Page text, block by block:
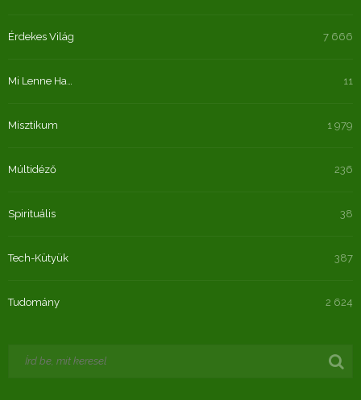
Érdekes Világ 7 666
Mi Lenne Ha… 11
Misztikum 1 979
Múltidéző 236
Spirituális 38
Tech-Kütyük 387
Tudomány 2 624